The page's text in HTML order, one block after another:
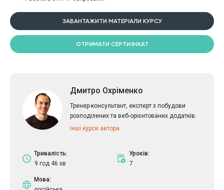
ЗАВАНТАЖИТИ МАТЕРІАЛИ КУРСУ
ОТРИМАТИ СЕРТИФІКАТ
Дмитро Охріменко
Тренер-консультант, експерт з побудови
розподілених та веб-орієнтованих додатків.
Інші курси автора
Тривалість:
9 год 46 хв
Уроків:
7
Мова: